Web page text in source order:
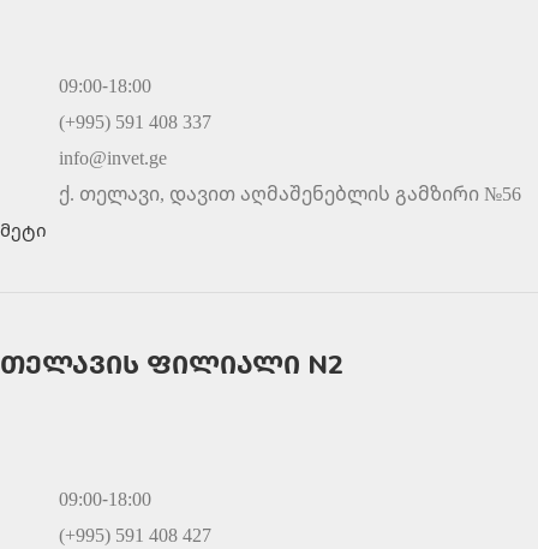
09:00-18:00
(+995) 591 408 337
info@invet.ge
ქ. თელავი, დავით აღმაშენებლის გამზირი №56
მეტი
თელავის ფილიალი N2
09:00-18:00
(+995) 591 408 427